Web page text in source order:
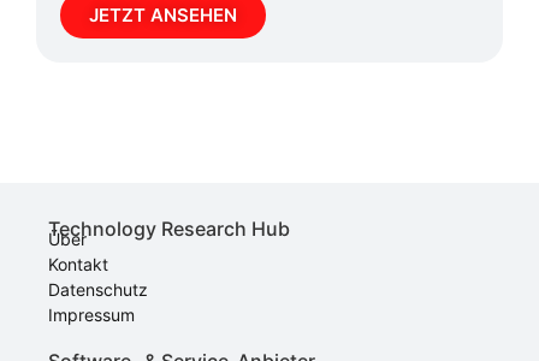
JETZT ANSEHEN
Technology Research Hub
Über
Kontakt
Datenschutz
Impressum